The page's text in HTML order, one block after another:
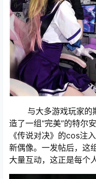
与大多游戏玩家的
造了一组“完美”的特尔
《传说对决》的cos注
新偶像。一发帖后，这
大量互动，这正是每个